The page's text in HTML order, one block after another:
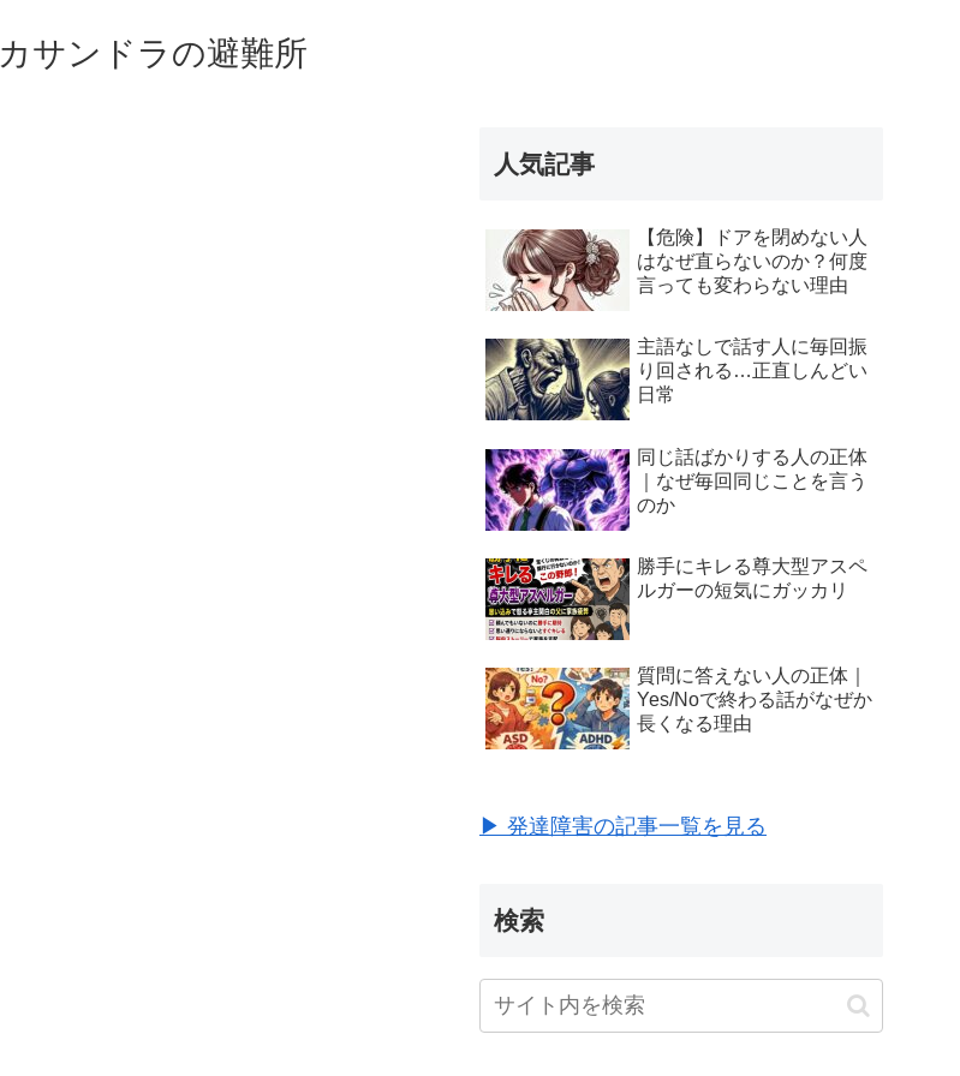
カサンドラの避難所
人気記事
【危険】ドアを閉めない人
はなぜ直らないのか？何度
言っても変わらない理由
主語なしで話す人に毎回振
り回される…正直しんどい
日常
同じ話ばかりする人の正体
｜なぜ毎回同じことを言う
のか
勝手にキレる尊大型アスペ
ルガーの短気にガッカリ
質問に答えない人の正体｜
Yes/Noで終わる話がなぜか
長くなる理由
▶ 発達障害の記事一覧を見る
検索